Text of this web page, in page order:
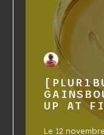
UP AT
Le 12